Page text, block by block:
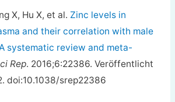
X, Hu X, et al. Zinc levels in
and their correlation with male
systematic review and meta-
Rep. 2016;6:22386. Veröffentlicht
doi:10.1038/srep22386